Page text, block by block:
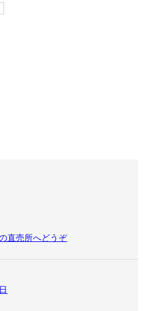
直売所へどうぞ